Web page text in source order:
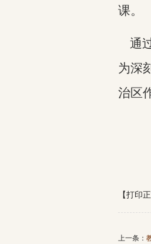
课。
通
为深
治区
【打印
上一条：